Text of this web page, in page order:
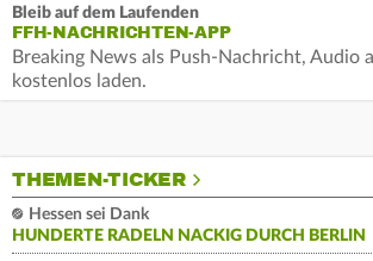
Bleib auf dem Laufenden
FFH-NACHRICHTEN-APP
Breaking News als Push-Nachricht, Audio
kostenlos laden.
THEMEN-TICKER
Hessen sei Dank
HUNDERTE RADELN NACKIG DURCH BERLIN